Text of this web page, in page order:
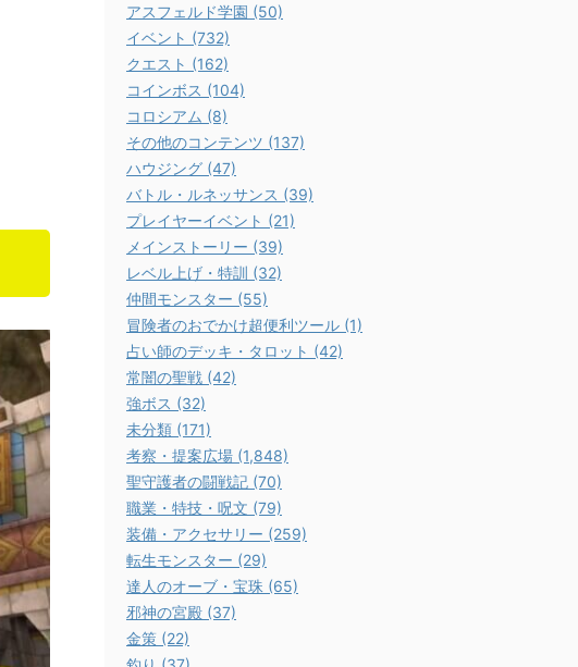
アスフェルド学園 (50)
イベント (732)
クエスト (162)
コインボス (104)
コロシアム (8)
その他のコンテンツ (137)
ハウジング (47)
バトル・ルネッサンス (39)
プレイヤーイベント (21)
メインストーリー (39)
レベル上げ・特訓 (32)
仲間モンスター (55)
冒険者のおでかけ超便利ツール (1)
占い師のデッキ・タロット (42)
常闇の聖戦 (42)
強ボス (32)
未分類 (171)
考察・提案広場 (1,848)
聖守護者の闘戦記 (70)
職業・特技・呪文 (79)
装備・アクセサリー (259)
転生モンスター (29)
達人のオーブ・宝珠 (65)
邪神の宮殿 (37)
金策 (22)